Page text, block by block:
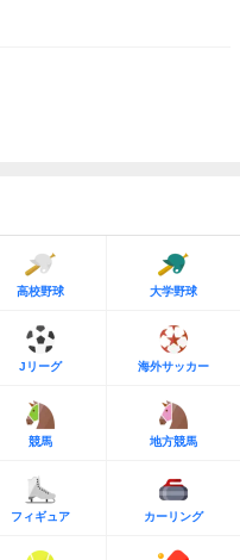
高校野球 大学野球
Jリーグ 海外サッカー
競馬 地方競馬
フィギュア カーリング